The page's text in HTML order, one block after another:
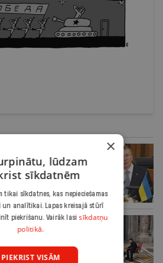
×
lūdzam
sīkdatnēm
tikai sīkdatnes, kas nepieciešamas
un analītikai. Lapas kreisajā stūrī
piekrišanu. Vairāk lasisīkdatņu
politikā.
PIEKRIST VISĀM